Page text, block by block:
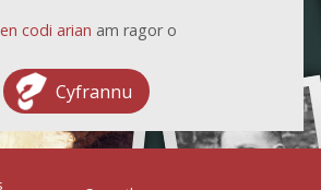
codi arian am ragor o
Cyfrannu